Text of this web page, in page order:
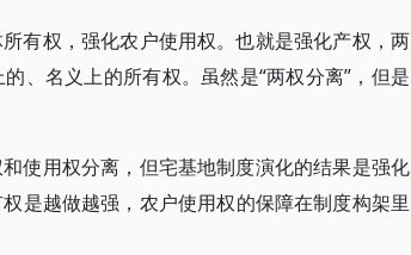
有权，强化农户使用权。也就是强化产权，两
、名义上的所有权。虽然是“两权分离”，但是
使用权分离，但宅基地制度演化的结果是强化
是越做越强，农户使用权的保障在制度构架里